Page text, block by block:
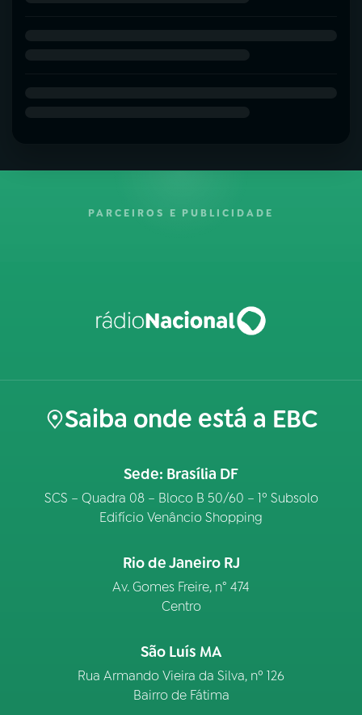
PARCEIROS E PUBLICIDADE
Saiba onde está a EBC
Sede: Brasília DF
SCS – Quadra 08 – Bloco B 50/60 – 1º Subsolo
Edifício Venâncio Shopping
Rio de Janeiro RJ
Av. Gomes Freire, n° 474
Centro
São Luís MA
Rua Armando Vieira da Silva, nº 126
Bairro de Fátima